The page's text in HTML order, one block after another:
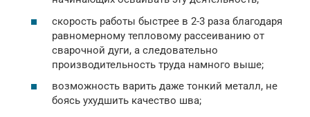
скорость работы быстрее в 2-3 раза благодаря
равномерному тепловому рассеиванию от
сварочной дуги, а следовательно
производительность труда намного выше;
возможность варить даже тонкий металл, не
боясь ухудшить качество шва;